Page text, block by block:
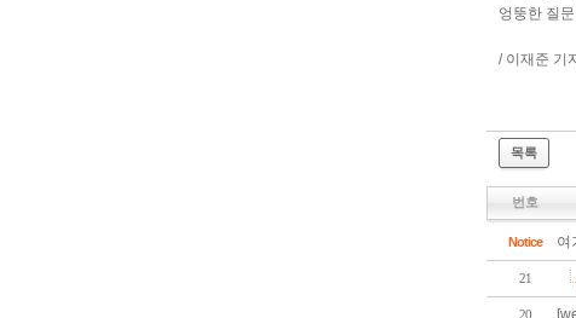
엉뚱한 질
/ 이재준 기
목록
번호
Notice 여
21
20